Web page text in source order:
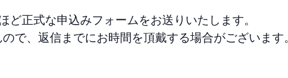
正式な申込みフォームをお送りいたします。
で、返信までにお時間を頂戴する場合がございます。